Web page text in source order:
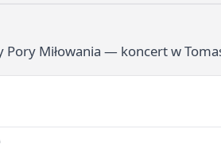
Pory Miłowania — koncert w